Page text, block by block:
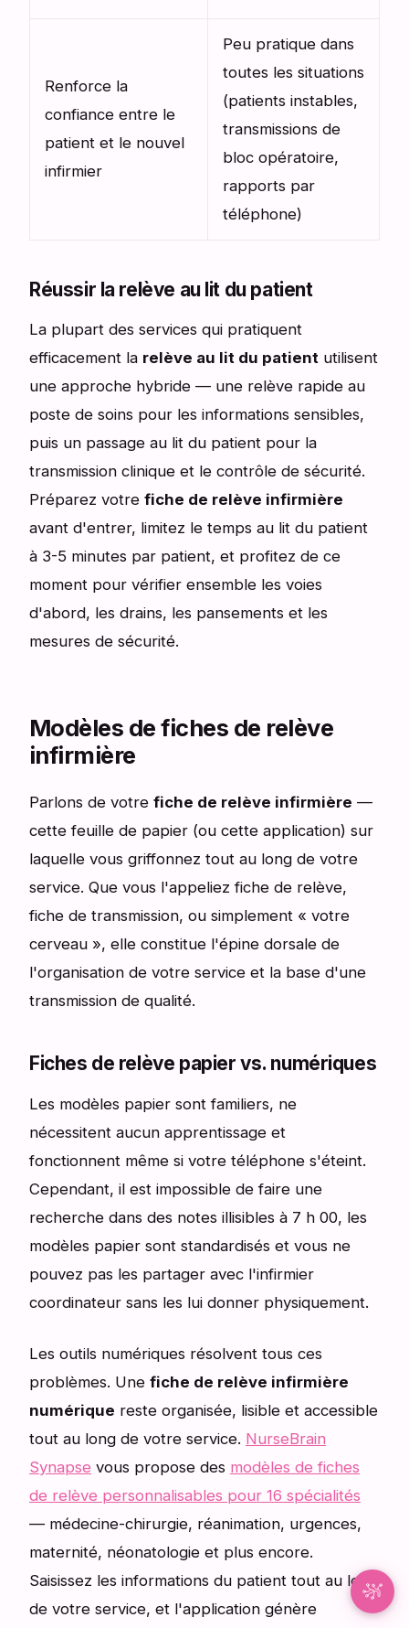
Renforce la
confiance entre le
patient et le nouvel
infirmier
Peu pratique dans
toutes les situations
(patients instables,
transmissions de
bloc opératoire,
rapports par
téléphone)
Réussir la relève au lit du patient
La plupart des services qui pratiquent
efficacement la relève au lit du patient utilisent
une approche hybride — une relève rapide au
poste de soins pour les informations sensibles,
puis un passage au lit du patient pour la
transmission clinique et le contrôle de sécurité.
Préparez votre fiche de relève infirmière
avant d'entrer, limitez le temps au lit du patient
à 3-5 minutes par patient, et profitez de ce
moment pour vérifier ensemble les voies
d'abord, les drains, les pansements et les
mesures de sécurité.
Modèles de fiches de relève
infirmière
Parlons de votre fiche de relève infirmière —
cette feuille de papier (ou cette application) sur
laquelle vous griffonnez tout au long de votre
service. Que vous l'appeliez fiche de relève,
fiche de transmission, ou simplement « votre
cerveau », elle constitue l'épine dorsale de
l'organisation de votre service et la base d'une
transmission de qualité.
Fiches de relève papier vs. numériques
Les modèles papier sont familiers, ne
nécessitent aucun apprentissage et
fonctionnent même si votre téléphone s'éteint.
Cependant, il est impossible de faire une
recherche dans des notes illisibles à 7 h 00, les
modèles papier sont standardisés et vous ne
pouvez pas les partager avec l'infirmier
coordinateur sans les lui donner physiquement.
Les outils numériques résolvent tous ces
problèmes. Une fiche de relève infirmière
numérique reste organisée, lisible et accessible
tout au long de votre service. NurseBrain
Synapse vous propose des modèles de fiches
de relève personnalisables pour 16 spécialités
— médecine-chirurgie, réanimation, urgences,
maternité, néonatologie et plus encore.
Saisissez les informations du patient tout au long
de votre service, et l'application génère
En ligne
de NurseBrain. Tapez un message ou appuyez
sur le micro pour me parler par la voix !